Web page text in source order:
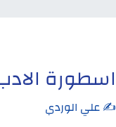
اسطورة
✍️ علي الوردي